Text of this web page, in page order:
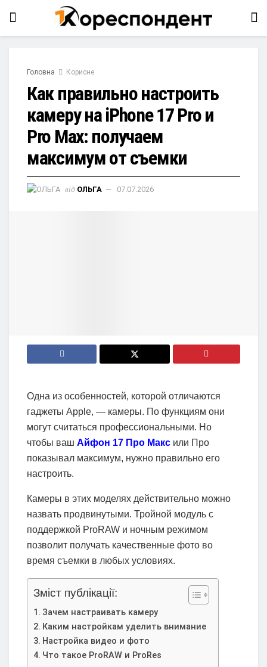
Головна Корисне
Как правильно настроить
камеру на iPhone 17 Pro и
Pro Max: получаем
максимум от съемки
від ОЛЬГА 07.07.2026
Одна из особенностей, которой отличаются
гаджеты Apple, — камеры. По функциям они
могут считаться профессиональными. Но
чтобы ваш Айфон 17 Про Макс или Про
показывал максимум, нужно правильно его
настроить.
Камеры в этих моделях действительно можно
назвать продвинутыми. Тройной модуль с
поддержкой ProRAW и ночным режимом
позволит получать качественные фото во
время съемки в любых условиях.
Зміст публікації:
Зачем настраивать камеру
Каким настройкам уделить внимание
Настройка видео и фото
Что такое ProRAW и ProRes